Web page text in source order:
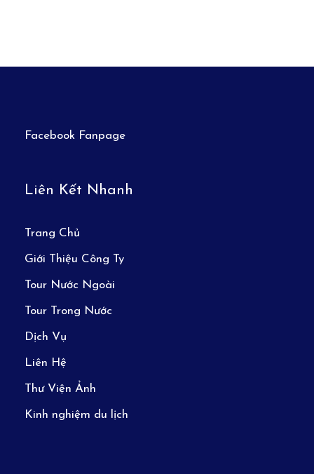
Facebook Fanpage
Liên Kết Nhanh
Trang Chủ
Giới Thiệu Công Ty
Tour Nước Ngoài
Tour Trong Nước
Dịch Vụ
Liên Hệ
Thư Viện Ảnh
Kinh nghiệm du lịch